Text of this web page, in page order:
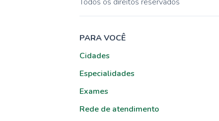
PARA VOCÊ
Cidades
Especialidades
Exames
Rede de atendimento